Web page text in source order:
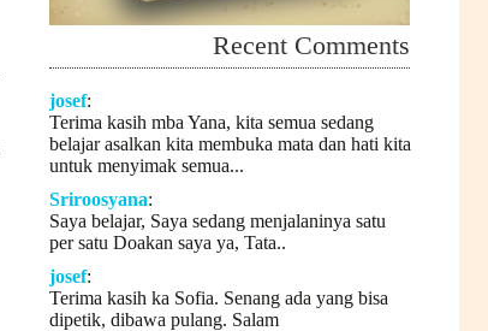
Recent Comments
josef:
Terima kasih mba Yana, kita semua sedang
belajar asalkan kita membuka mata dan hati kita
untuk menyimak semua...
Sriroosyana:
Saya belajar, Saya sedang menjalaninya satu
per satu Doakan saya ya, Tata..
josef:
Terima kasih ka Sofia. Senang ada yang bisa
dipetik, dibawa pulang. Salam